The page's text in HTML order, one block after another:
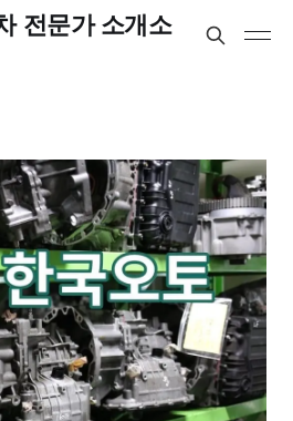
전문가 소개소